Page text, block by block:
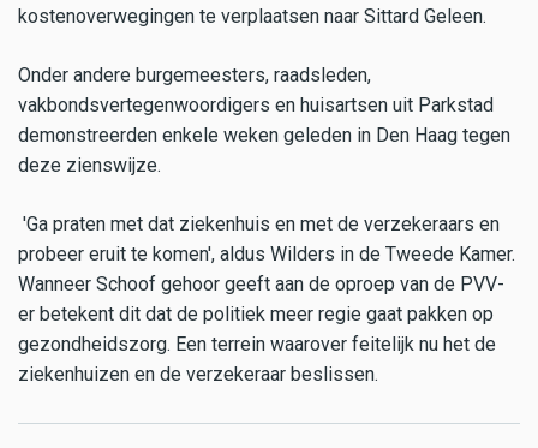
kostenoverwegingen te verplaatsen naar Sittard Geleen.
Onder andere burgemeesters, raadsleden,
vakbondsvertegenwoordigers en huisartsen uit Parkstad
demonstreerden enkele weken geleden in Den Haag tegen
deze zienswijze.
'Ga praten met dat ziekenhuis en met de verzekeraars en
probeer eruit te komen', aldus Wilders in de Tweede Kamer.
Wanneer Schoof gehoor geeft aan de oproep van de PVV-
er betekent dit dat de politiek meer regie gaat pakken op
gezondheidszorg. Een terrein waarover feitelijk nu het de
ziekenhuizen en de verzekeraar beslissen.